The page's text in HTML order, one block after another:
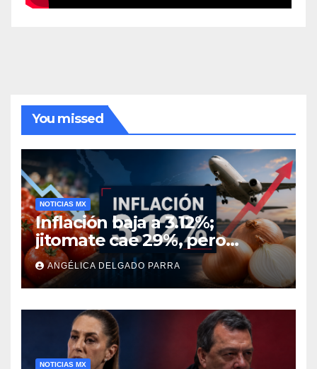
You missed
NOTICIAS MX
Inflación baja a 3.12%;
jitomate cae 29%, pero
cebolla y vuelos se
encarecen
ANGÉLICA DELGADO PARRA
NOTICIAS MX